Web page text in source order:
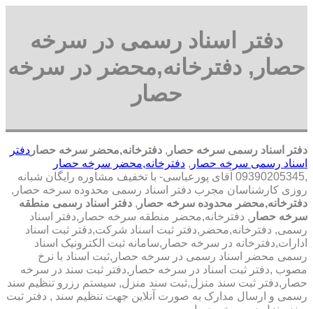
دفتر اسناد رسمی در سرخه
حصار, دفترخانه,محضر در سرخه
حصار
دفتر اسناد رسمی سرخه حصار , دفترخانه,محضر سرخه حصار دفتر
اسناد رسمی سرخه حصار , دفترخانه,محضر سرخه حصار
,09390205345 آقای پورعباسی- با تخفیف مشاوره رايگان شبانه
روزی کارشناسان مجرب دفتر اسناد رسمی محدوده سرخه حصار,
دفترخانه,محضر محدوده سرخه حصار , دفتر اسناد رسمی منطقه
سرخه حصار , دفترخانه,محضر منطقه سرخه حصار,دفتر اسناد
رسمی, دفترخانه,محضر,دفتر ثبت اسناد شرکت,دفتر ثبت اسناد
ادارات,دفترخانه در سرخه حصار,سامانه ثبت الکترونیک اسناد
رسمی محضر اسناد رسمی در سرخه حصار,ثبت اسناد با نرخ
مصوب ,دفتر ثبت اسناد در سرخه حصار,دفتر ثبت سند در سرخه
حصار,دفتر ثبت سند منزل,ثبت سند منزل, سیستم رزرو تنظیم سند
رسمی و ارسال مدارک به صورت آنلاین جهت تنظیم سند , دفتر ثبت